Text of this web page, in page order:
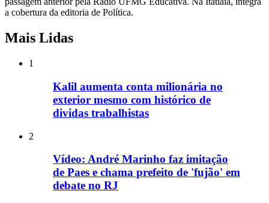
a cobertura da editoria de Política.
Mais Lidas
1
Kalil aumenta conta milionária no
exterior mesmo com histórico de
dividas trabalhistas
2
Vídeo: André Marinho faz imitação
de Paes e chama prefeito de 'fujão' em
debate no RJ